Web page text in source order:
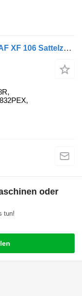
Delphi 2298832 Steuereinheit für DAF XF 106 Sattelzugmaschine
oder
tun!